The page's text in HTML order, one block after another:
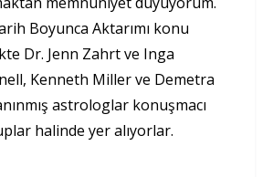
Boyunca Aktarımı konu
Dr. Jenn Zahrt ve Inga
Kenneth Miller ve Demetra
astrologlar konuşmacı
halinde yer alıyorlar.